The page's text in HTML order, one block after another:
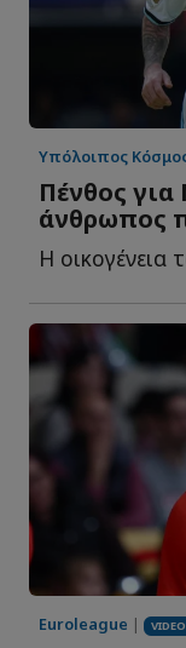
Υπόλοιπος
Πένθος
άνθρωπος
Euroleague | VIDEO